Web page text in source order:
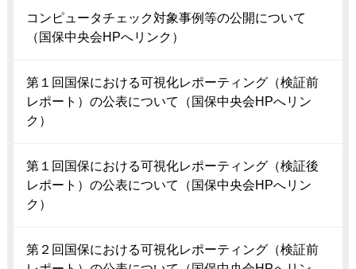
コンピュータチェック対象事例等の公開について
（国保中央会HPへリンク）
第１回国保における可視化レポーティング（検証前
レポート）の公表について（国保中央会HPへリン
ク）
第１回国保における可視化レポーティング（検証後
レポート）の公表について（国保中央会HPへリン
ク）
第２回国保における可視化レポーティング（検証前